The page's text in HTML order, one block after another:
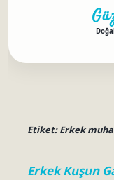
Etiket:Erkek
Erkek Kuşun